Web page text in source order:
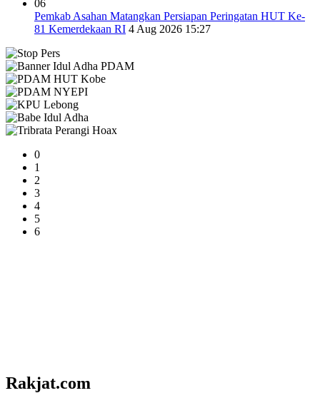
06
Pemkab Asahan Matangkan Persiapan Peringatan HUT Ke-
81 Kemerdekaan RI 4 Aug 2026 15:27
0
1
2
3
4
5
6
Rakjat.com